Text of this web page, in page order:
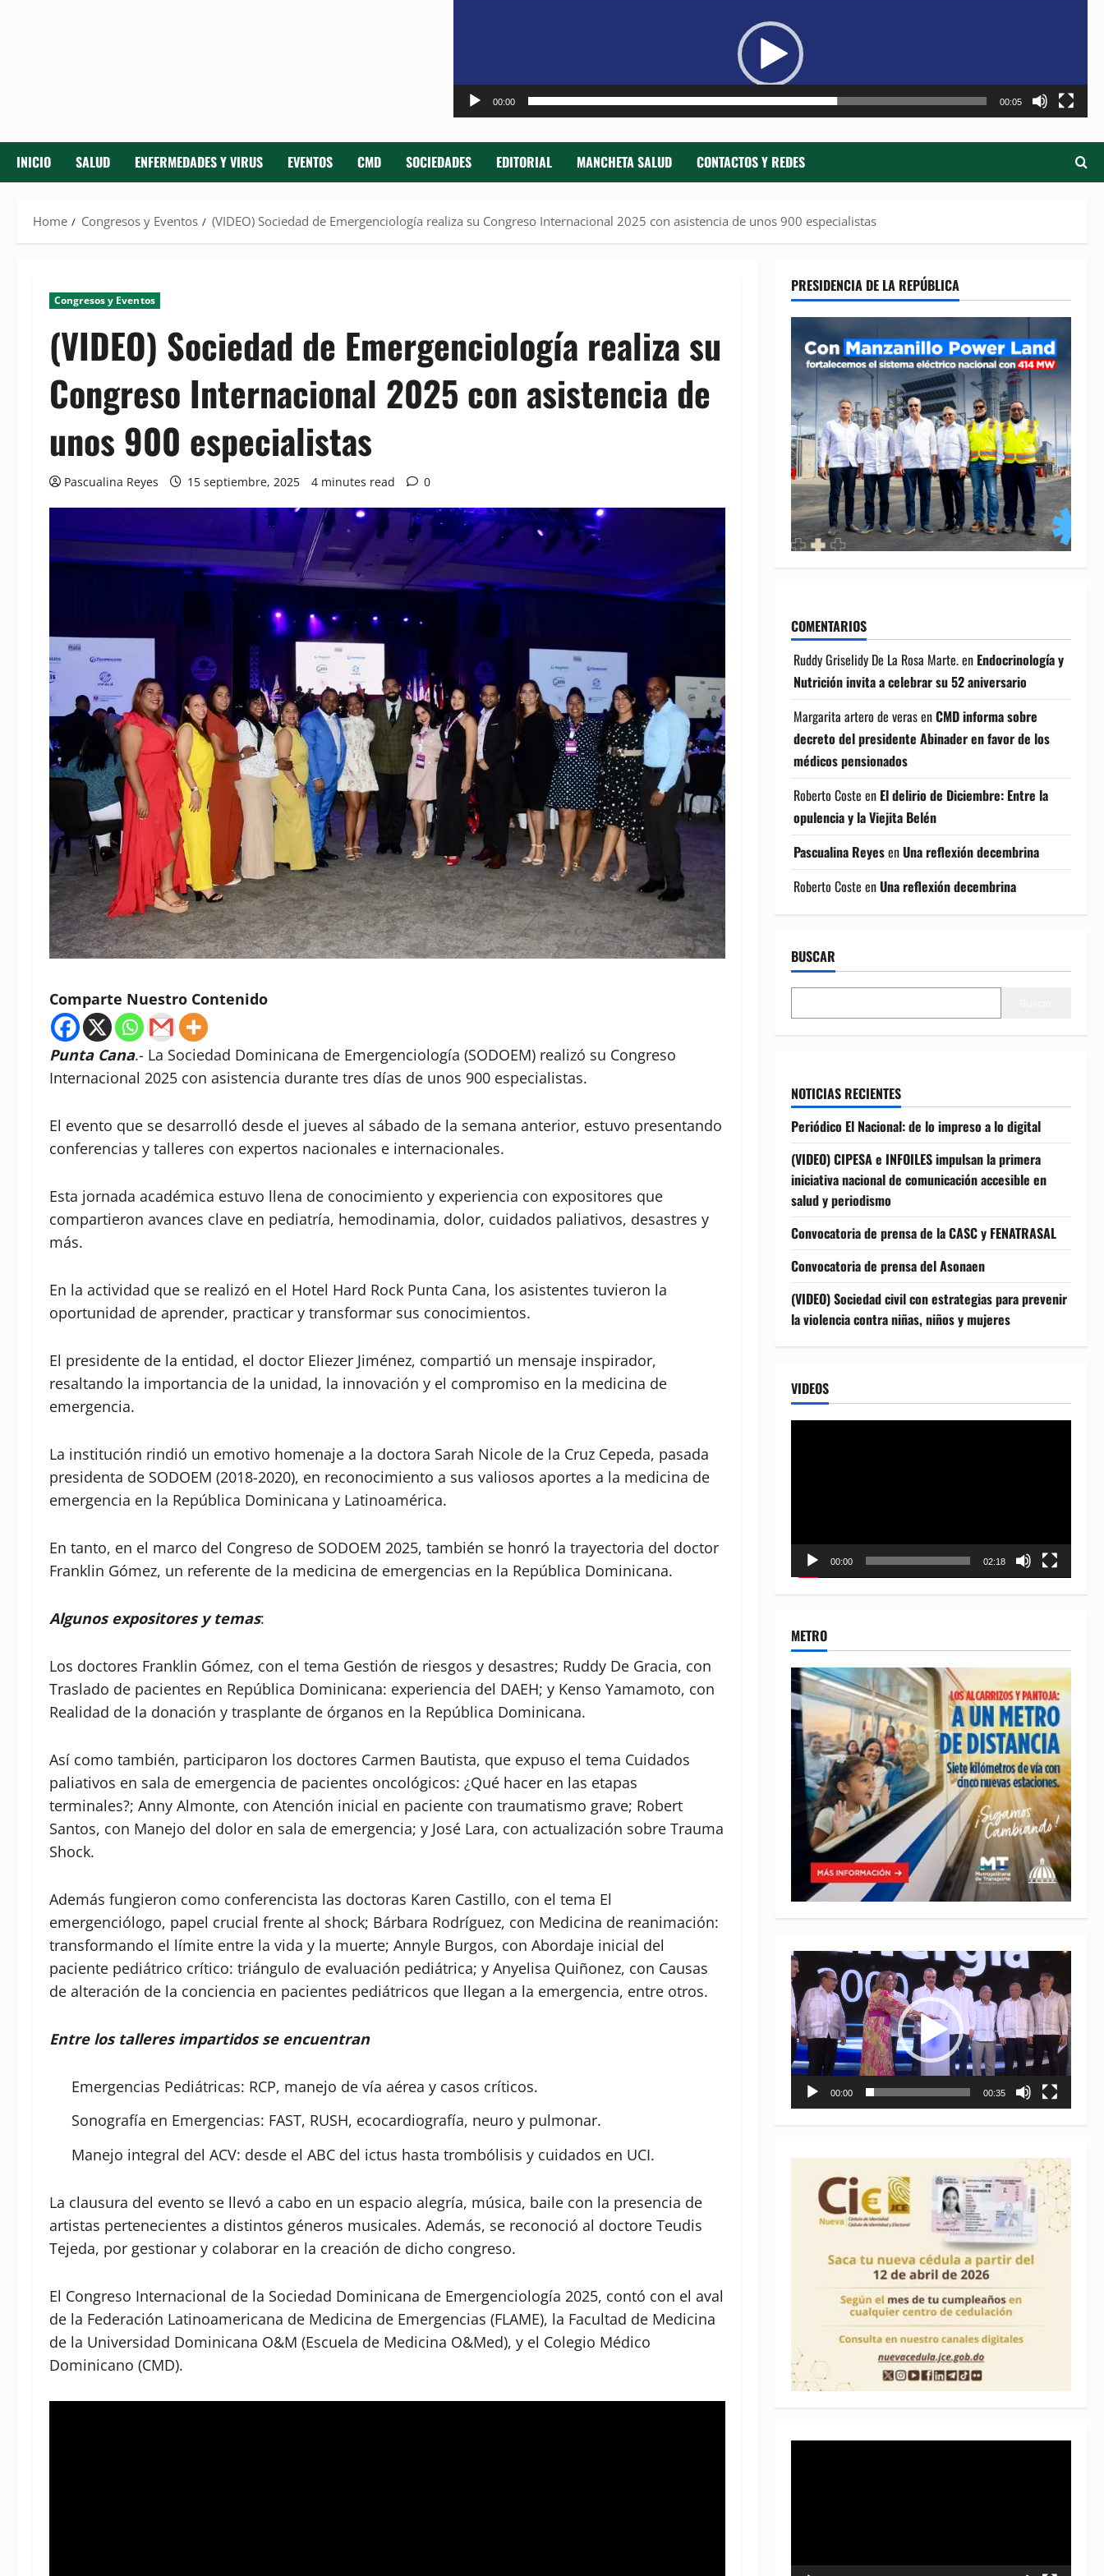
00:00 00:05
INICIO SALUD ENFERMEDADES Y VIRUS EVENTOS CMD SOCIEDADES EDITORIAL MANCHETA SALUD CONTACTOS Y REDES
Home Congresos y Eventos (VIDEO) Sociedad de Emergenciología realiza su Congreso Internacional 2025 con asistencia de unos 900 especialistas
Congresos y Eventos
(VIDEO) Sociedad de Emergenciología realiza su
Congreso Internacional 2025 con asistencia de
unos 900 especialistas
Pascualina Reyes 15 septiembre, 2025 4 minutes read 0
Comparte Nuestro Contenido
Punta Cana.- La Sociedad Dominicana de Emergenciología (SODOEM) realizó su Congreso
Internacional 2025 con asistencia durante tres días de unos 900 especialistas.
El evento que se desarrolló desde el jueves al sábado de la semana anterior, estuvo presentando
conferencias y talleres con expertos nacionales e internacionales.
Esta jornada académica estuvo llena de conocimiento y experiencia con expositores que
compartieron avances clave en pediatría, hemodinamia, dolor, cuidados paliativos, desastres y
más.
En la actividad que se realizó en el Hotel Hard Rock Punta Cana, los asistentes tuvieron la
oportunidad de aprender, practicar y transformar sus conocimientos.
El presidente de la entidad, el doctor Eliezer Jiménez, compartió un mensaje inspirador,
resaltando la importancia de la unidad, la innovación y el compromiso en la medicina de
emergencia.
La institución rindió un emotivo homenaje a la doctora Sarah Nicole de la Cruz Cepeda, pasada
presidenta de SODOEM (2018-2020), en reconocimiento a sus valiosos aportes a la medicina de
emergencia en la República Dominicana y Latinoamérica.
En tanto, en el marco del Congreso de SODOEM 2025, también se honró la trayectoria del doctor
Franklin Gómez, un referente de la medicina de emergencias en la República Dominicana.
Algunos expositores y temas:
Los doctores Franklin Gómez, con el tema Gestión de riesgos y desastres; Ruddy De Gracia, con
Traslado de pacientes en República Dominicana: experiencia del DAEH; y Kenso Yamamoto, con
Realidad de la donación y trasplante de órganos en la República Dominicana.
Así como también, participaron los doctores Carmen Bautista, que expuso el tema Cuidados
paliativos en sala de emergencia de pacientes oncológicos: ¿Qué hacer en las etapas
terminales?; Anny Almonte, con Atención inicial en paciente con traumatismo grave; Robert
Santos, con Manejo del dolor en sala de emergencia; y José Lara, con actualización sobre Trauma
Shock.
Además fungieron como conferencista las doctoras Karen Castillo, con el tema El
emergenciólogo, papel crucial frente al shock; Bárbara Rodríguez, con Medicina de reanimación:
transformando el límite entre la vida y la muerte; Annyle Burgos, con Abordaje inicial del
paciente pediátrico crítico: triángulo de evaluación pediátrica; y Anyelisa Quiñonez, con Causas
de alteración de la conciencia en pacientes pediátricos que llegan a la emergencia, entre otros.
Entre los talleres impartidos se encuentran
Emergencias Pediátricas: RCP, manejo de vía aérea y casos críticos.
Sonografía en Emergencias: FAST, RUSH, ecocardiografía, neuro y pulmonar.
Manejo integral del ACV: desde el ABC del ictus hasta trombólisis y cuidados en UCI.
La clausura del evento se llevó a cabo en un espacio alegría, música, baile con la presencia de
artistas pertenecientes a distintos géneros musicales. Además, se reconoció al doctore Teudis
Tejeda, por gestionar y colaborar en la creación de dicho congreso.
El Congreso Internacional de la Sociedad Dominicana de Emergenciología 2025, contó con el aval
de la Federación Latinoamericana de Medicina de Emergencias (FLAME), la Facultad de Medicina
de la Universidad Dominicana O&M (Escuela de Medicina O&Med), y el Colegio Médico
Dominicano (CMD).
PRESIDENCIA DE LA REPÚBLICA
COMENTARIOS
Ruddy Griselidy De La Rosa Marte.en Endocrinología y
Nutrición invita a celebrar su 52 aniversario
Margarita artero de verasenCMD informa sobre
decreto del presidente Abinader en favor de los
médicos pensionados
Roberto Coste en El delirio de Diciembre: Entre la
opulencia y la Viejita Belén
Pascualina ReyesenUna reflexión decembrina
Roberto Coste enUna reflexión decembrina
BUSCAR
NOTICIAS RECIENTES
Periódico El Nacional: de lo impreso a lo digital
(VIDEO) CIPESA e INFOILES impulsan la primera
iniciativa nacional de comunicación accesible en
salud y periodismo
Convocatoria de prensa de la CASC y FENATRASAL
Convocatoria de prensa del Asonaen
(VIDEO) Sociedad civil con estrategias para prevenir
la violencia contra niñas, niños y mujeres
VIDEOS
00:00 02:18
METRO
Reproductor
de
vídeo
00:00 00:35